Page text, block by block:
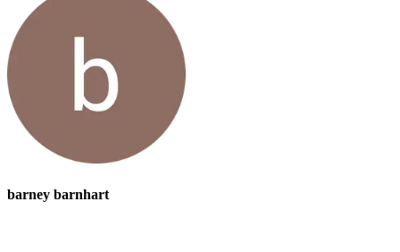
barney barnhart